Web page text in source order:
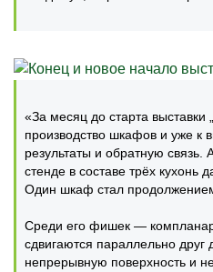
«За месяц до старта
производство шкафов и уже к
результаты и обратную
стенде в составе трёх
Один шкаф стал
Среди его фишек —
сдвигаются параллельно друг
непрерывную поверхность и